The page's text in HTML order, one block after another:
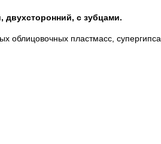
двухсторонний, с зубцами.
облицовочных пластмасс, супергипса.